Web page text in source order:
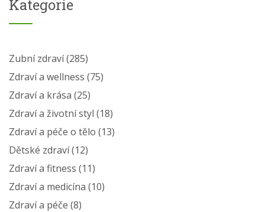
Kategorie
Zubní zdraví(285)
Zdraví a wellness (75)
Zdraví a krása (25)
Zdraví a životní styl (18)
Zdraví a péče o tělo (13)
Dětské zdraví(12)
Zdraví a fitness (11)
Zdraví a medicína (10)
Zdraví a péče (8)